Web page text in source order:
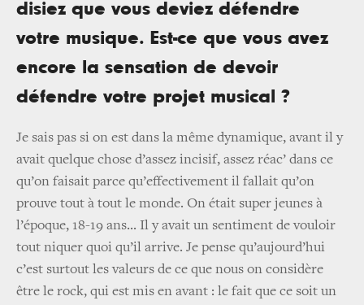
disiez que vous deviez défendre
votre musique. Est-ce que vous avez
encore la sensation de devoir
défendre votre projet musical ?
Je sais pas si on est dans la même dynamique, avant il y
avait quelque chose d’assez incisif, assez réac’ dans ce
qu’on faisait parce qu’effectivement il fallait qu’on
prouve tout à tout le monde. On était super jeunes à
l’époque, 18-19 ans... Il y avait un sentiment de vouloir
tout niquer quoi qu’il arrive. Je pense qu’aujourd’hui
c’est surtout les valeurs de ce que nous on considère
être le rock, qui est mis en avant : le fait que ce soit un